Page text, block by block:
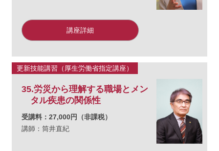
講座詳細
更新技能講習（厚生労働省指定講座）
35.労災から理解する職場とメン
タル疾患の関係性
受講料：27,000円（非課税）
講師：筒井直紀